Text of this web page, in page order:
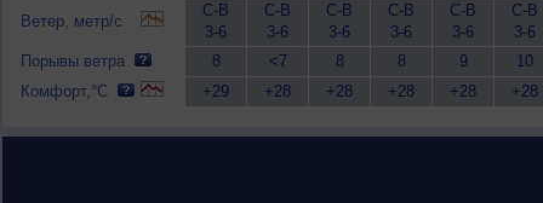
Ветер, метр/с
Порывы ветра
Комфорт,°C
С-В
3-6
8
+29
С-В
3-6
<7
+28
С-В
3-6
8
+28
С-В
3-6
8
+28
С-В
3-6
9
+28
С-В
3-6
10
+28